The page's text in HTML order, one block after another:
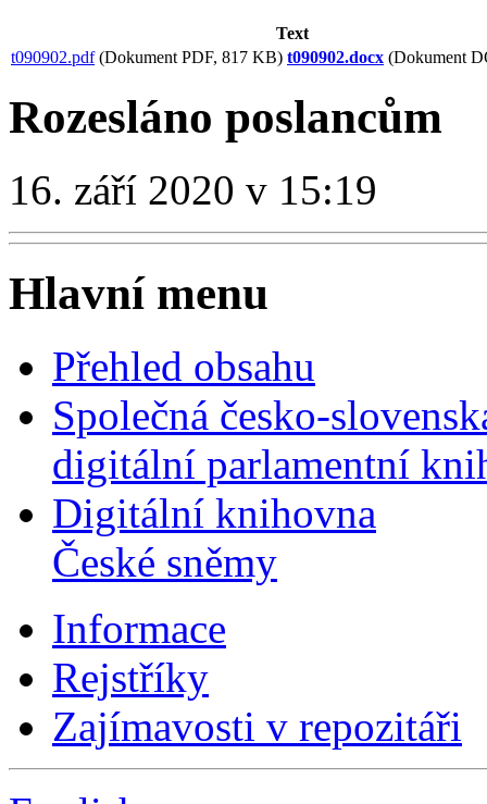
Text
t090902.pdf(Dokument PDF, 817 KB) t090902.docx (Dokument
Rozesláno poslancům
16. září 2020 v 15:19
Hlavní menu
Přehled obsahu
Společná česko-
digitální parlamentní
Digitální knihovna
České sněmy
Informace
Rejstříky
Zajímavosti v repozitáři